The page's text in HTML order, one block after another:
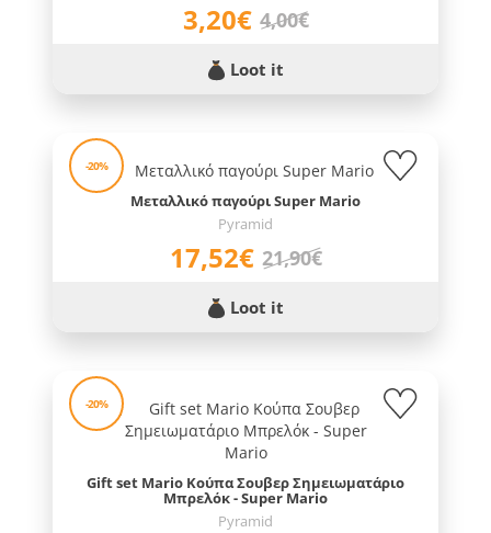
3,20€ 4,00€
Loot it
-20%
Μεταλλικό παγούρι Super Mario
Pyramid
17,52€ 21,90€
Loot it
-20%
Gift set Mario Κούπα Σουβερ Σημειωματάριο
Μπρελόκ - Super Mario
Pyramid